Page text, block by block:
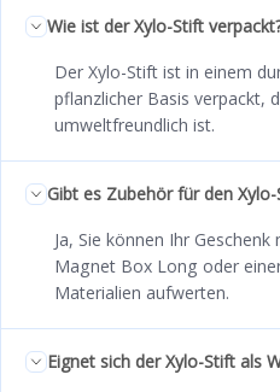
Wie ist der Xylo-Stift
Der Xylo-Stift ist in einem
pflanzlicher Basis verpackt,
umweltfreundlich ist.
Gibt es Zubehör für den Xylo-
Ja, Sie können Ihr
Magnet Box Long oder
Materialien aufwerten.
Eignet sich der Xylo-Stift als